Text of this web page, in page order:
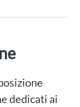
dedicati ai